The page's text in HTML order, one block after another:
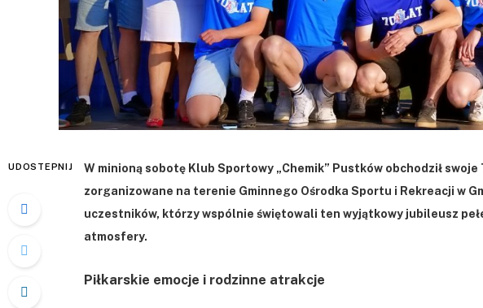
UDOSTEPNIJ
W minioną sobotę Klub Sportowy „Chemik” Pustków obchodził
zorganizowane na terenie Gminnego Ośrodka Sportu i Rekreacji w
uczestników, którzy wspólnie świętowali ten wyjątkowy jubileusz
atmosfery.
Piłkarskie emocje i rodzinne atrakcje